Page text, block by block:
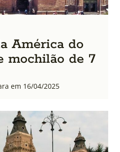
América do
mochilão de 7
em 16/04/2025